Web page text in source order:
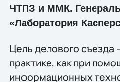
ЧТПЗ и ММК.
«Лаборатория
Цель делового съезда
практике, как при
информационных